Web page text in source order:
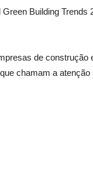
Building
de
chamam a atenção